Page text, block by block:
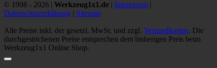
© 1998 - 2026 | Werkzeug1x1.de | Impressum |
Datenschutzerklärung | Sitemap
Alle Preise inkl. der gesetzl. MwSt. und zzgl. Versandkosten. Die
durchgestrichenen Preise entsprechen dem bisherigen Preis beim
Werkzeug1x1 Online Shop.